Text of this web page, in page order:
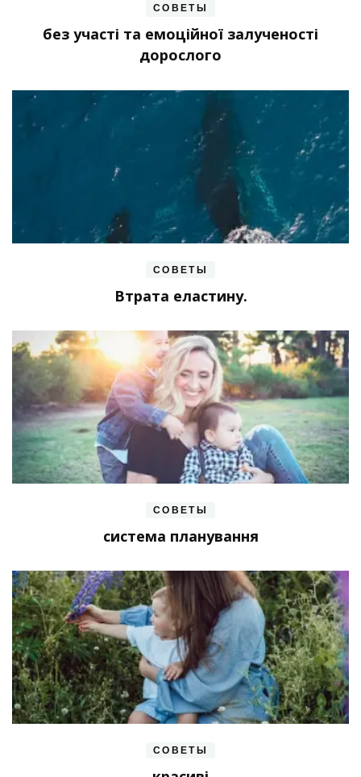
СОВЕТЫ
без участі та емоційної залученості
дорослого
СОВЕТЫ
Втрата еластину.
СОВЕТЫ
система планування
СОВЕТЫ